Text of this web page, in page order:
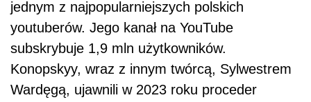
jednym z najpopularniejszych polskich
youtuberów. Jego kanał na YouTube
subskrybuje 1,9 mln użytkowników.
Konopskyy, wraz z innym twórcą, Sylwestrem
Wardęgą, ujawnili w 2023 roku proceder